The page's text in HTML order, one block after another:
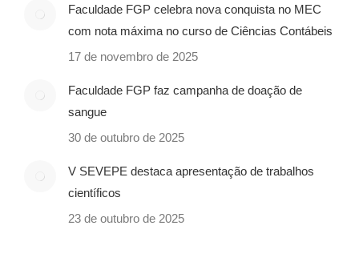
Faculdade FGP celebra nova conquista no MEC
com nota máxima no curso de Ciências Contábeis
17 de novembro de 2025
Faculdade FGP faz campanha de doação de
sangue
30 de outubro de 2025
V SEVEPE destaca apresentação de trabalhos
científicos
23 de outubro de 2025